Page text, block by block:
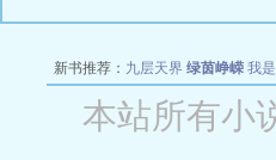
新书推荐： 九层天界 绿茵峥嵘 我
战争天堂 混元道纪 教练万岁
本站所有小